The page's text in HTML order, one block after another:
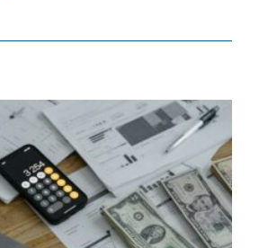
nyilvántartás